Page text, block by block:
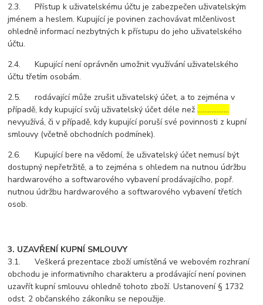
2.3. Přístup k uživatelskému účtu je zabezpečen uživatelským
jménem a heslem. Kupující je povinen zachovávat mlčenlivost
ohledně informací nezbytných k přístupu do jeho uživatelského
účtu.
2.4. Kupující není oprávněn umožnit využívání uživatelského
účtu třetím osobám.
2.5. rodávající může zrušit uživatelský účet, a to zejména v
případě, kdy kupující svůj uživatelský účet déle než………………
nevyužívá, či v případě, kdy kupující poruší své povinnosti z kupní
smlouvy (včetně obchodních podmínek).
2.6. Kupující bere na vědomí, že uživatelský účet nemusí být
dostupný nepřetržitě, a to zejména s ohledem na nutnou údržbu
hardwarového a softwarového vybavení prodávajícího, popř.
nutnou údržbu hardwarového a softwarového vybavení třetích
osob.
3. UZAVŘENÍ KUPNÍ SMLOUVY
3.1. Veškerá prezentace zboží umístěná ve webovém rozhraní
obchodu je informativního charakteru a prodávající není povinen
uzavřít kupní smlouvu ohledně tohoto zboží. Ustanovení § 1732
odst. 2 občanského zákoníku se nepoužije.